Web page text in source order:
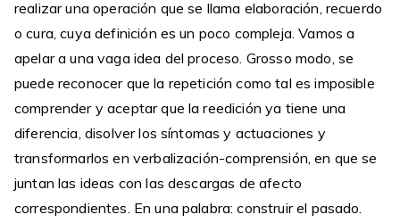
realizar una operación que se llama elaboración, recuerdo
o cura, cuya definición es un poco compleja. Vamos a
apelar a una vaga idea del proceso. Grosso modo, se
puede reconocer que la repetición como tal es imposible
comprender y aceptar que la reedición ya tiene una
diferencia, disolver los síntomas y actuaciones y
transformarlos en verbalización-comprensión, en que se
juntan las ideas con las descargas de afecto
correspondientes. En una palabra: construir el pasado.